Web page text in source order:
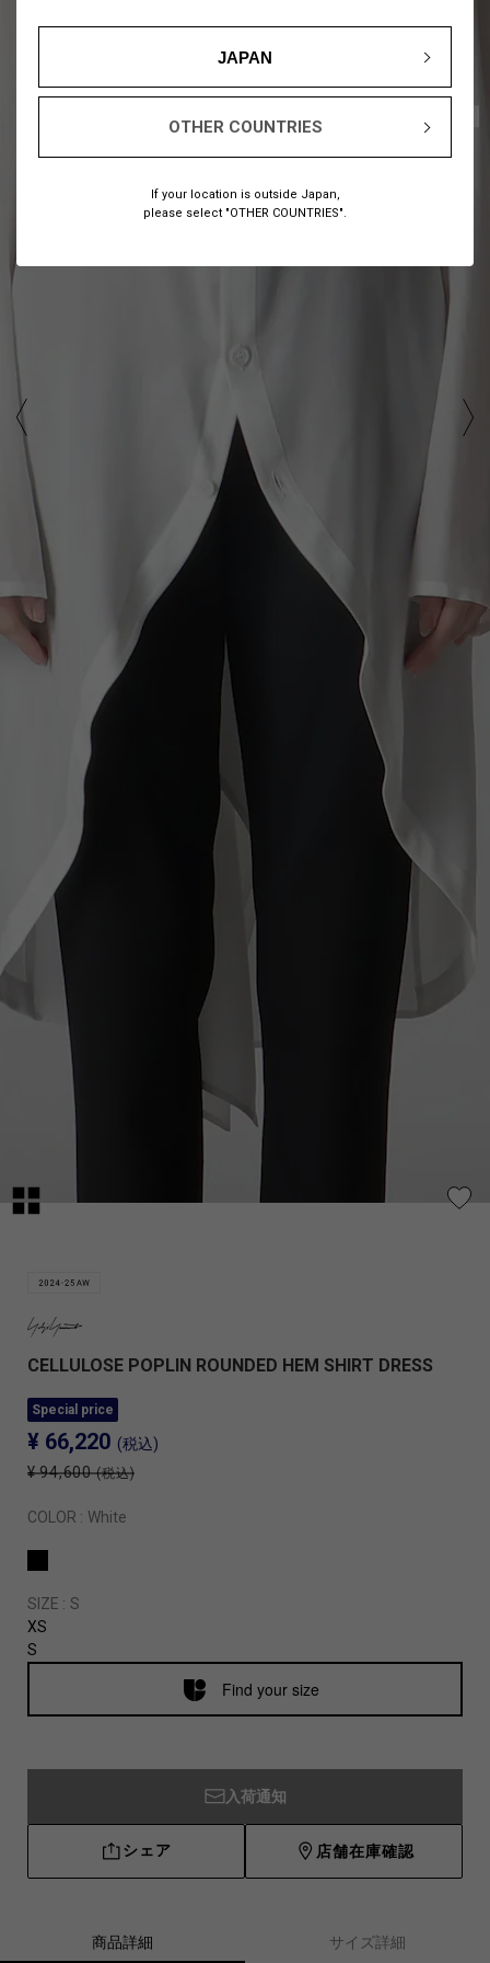
JAPAN
OTHER COUNTRIES
If your location is outside Japan,
please select "OTHER COUNTRIES".
CELLULOSE POPLIN ROUNDED HEM SHIRT DRESS
Special price
¥ 66,220 (税込)
¥ 94,600 (税込)
COLOR : White
SIZE : S
XS
S
Find your size
入荷通知
シェア 店舗在庫確認
商品詳細 サイズ詳細